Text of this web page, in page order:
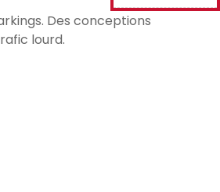
Des conceptions
lourd.